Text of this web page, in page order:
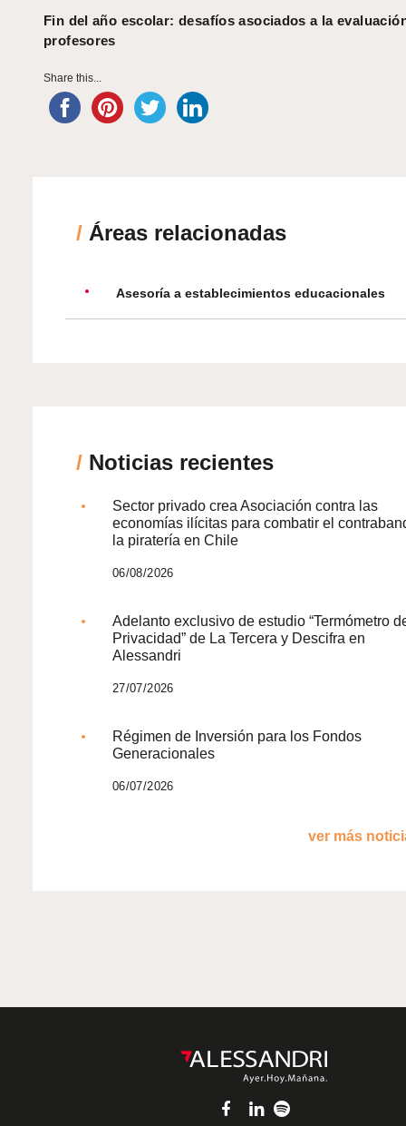
Fin del año escolar: desafíos asociados a la
profesores
Share this...
/ Áreas relacionadas
Asesoría a establecimientos educacionales
/ Noticias recientes
Sector privado crea Asociación contra las
economías ilícitas para combatir el
la piratería en Chile
06/08/2026
Adelanto exclusivo de estudio “Termómetro
Privacidad” de La Tercera y Descifra en
Alessandri
27/07/2026
Régimen de Inversión para los Fondos
Generacionales
06/07/2026
ver más